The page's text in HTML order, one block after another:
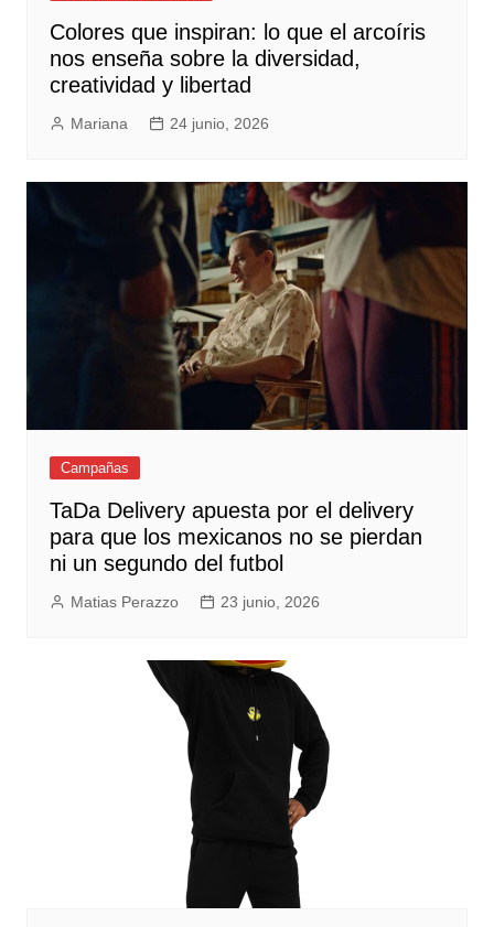
Colores que inspiran: lo que el arcoíris
nos enseña sobre la diversidad,
creatividad y libertad
Mariana 24 junio, 2026
Campañas
TaDa Delivery apuesta por el delivery
para que los mexicanos no se pierdan
ni un segundo del futbol
Matias Perazzo 23 junio, 2026